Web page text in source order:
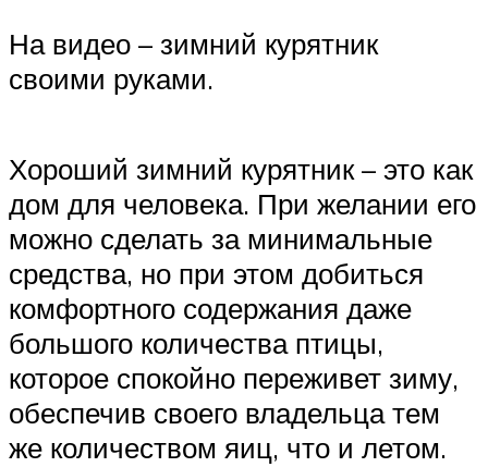
На видео – зимний курятник
своими руками.
Хороший зимний курятник – это как
дом для человека. При желании его
можно сделать за минимальные
средства, но при этом добиться
комфортного содержания даже
большого количества птицы,
которое спокойно переживет зиму,
обеспечив своего владельца тем
же количеством яиц, что и летом.